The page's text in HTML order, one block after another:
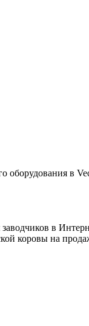
оборудования в
в
коровы на